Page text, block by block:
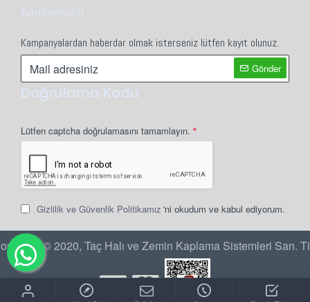
Kampanyalar
Kampanyalardan haberdar olmak isterseniz lütfen kayıt olunuz.
Gönder
Doğrulama Kodu
Lütfen captcha doğrulamasını tamamlayın.
Gizlilik ve Güvenlik Politikamız 'ni okudum ve kabul ediyorum.
© 2020, Taç Halı ve Zemin Kaplama Sistemleri San.